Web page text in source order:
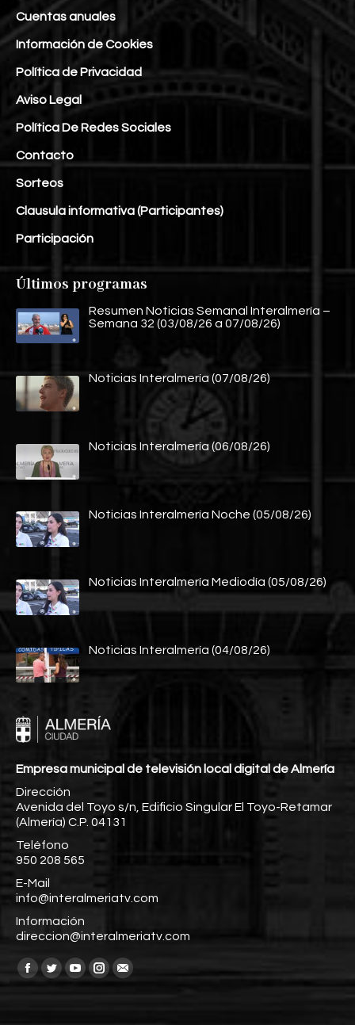
Cuentas anuales
Información de Cookies
Política de Privacidad
Aviso Legal
Política De Redes Sociales
Contacto
Sorteos
Clausula informativa (Participantes)
Participación
Últimos programas
Resumen Noticias Semanal Interalmería –
Semana 32 (03/08/26 a 07/08/26)
Noticias Interalmería (07/08/26)
Noticias Interalmería (06/08/26)
Noticias Interalmería Noche (05/08/26)
Noticias Interalmería Mediodía (05/08/26)
Noticias Interalmería (04/08/26)
Empresa municipal de televisión local digital de Almería
Dirección
Avenida del Toyo s/n, Edificio Singular El Toyo-Retamar
(Almería) C.P. 04131
Teléfono
950 208 565
E-Mail
info@interalmeriatv.com
Información
direccion@interalmeriatv.com
Encuéntranos en:
Facebook
TwitterYouTube
Instagram
Mail